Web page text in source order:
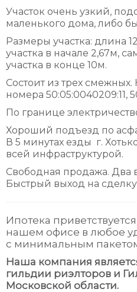
Участок очень узкий,
маленького дома, либо
Размеры участка: длина
участка в начале 2,67м,
участка в конце 10м.
Состоит из трех смежных.
номера 50:05:0040209:11,
По границе
Хороший подъезд по
В 5 минутах езды г.
всей инфраструктурой.
Свободная продажа. Два
Быстрый выход на
Ипотека
нашем офисе в любое
с минимальным
Наша компания
гильдии риэлторов и
Московской области.